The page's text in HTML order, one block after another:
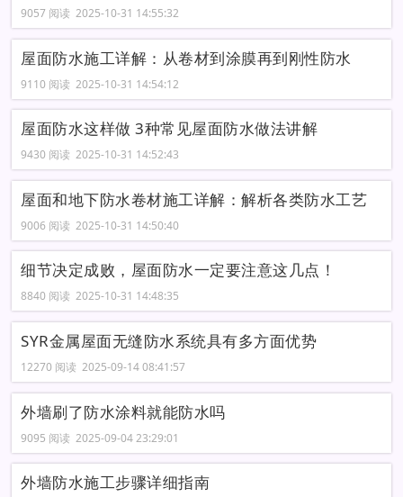
9057 阅读 2025-10-31 14:55:32
屋面防水施工详解：从卷材到涂膜再到刚性防水
9110 阅读 2025-10-31 14:54:12
屋面防水这样做 3种常见屋面防水做法讲解
9430 阅读 2025-10-31 14:52:43
屋面和地下防水卷材施工详解：解析各类防水工艺
9006 阅读 2025-10-31 14:50:40
细节决定成败，屋面防水一定要注意这几点！
8840 阅读 2025-10-31 14:48:35
SYR金属屋面无缝防水系统具有多方面优势
12270 阅读 2025-09-14 08:41:57
外墙刷了防水涂料就能防水吗
9095 阅读 2025-09-04 23:29:01
外墙防水施工步骤详细指南